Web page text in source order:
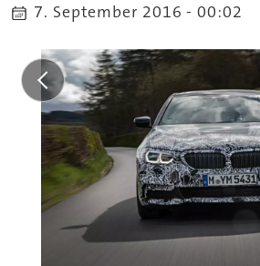
7. September 2016 - 00:02